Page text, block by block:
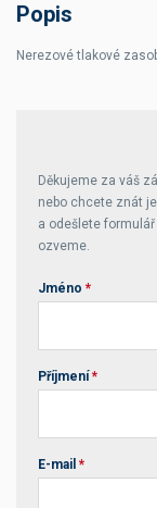
Popis
Nerezové tlakové
Děkujeme za váš
nebo chcete znát
a odešlete
ozveme.
Jméno *
Příjmení *
E-mail *